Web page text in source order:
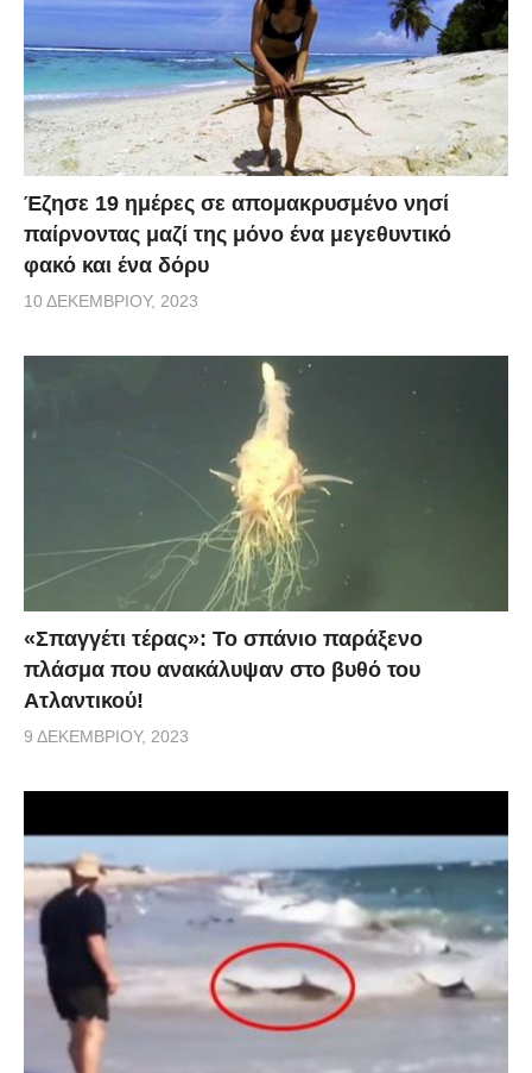
Έζησε 19 ημέρες σε απομακρυσμένο νησί
παίρνοντας μαζί της μόνο ένα μεγεθυντικό
φακό και ένα δόρυ
10 ΔΕΚΕΜΒΡΊΟΥ, 2023
«Σπαγγέτι τέρας»: Το σπάνιο παράξενο
πλάσμα που ανακάλυψαν στο βυθό του
Ατλαντικού!
9 ΔΕΚΕΜΒΡΊΟΥ, 2023